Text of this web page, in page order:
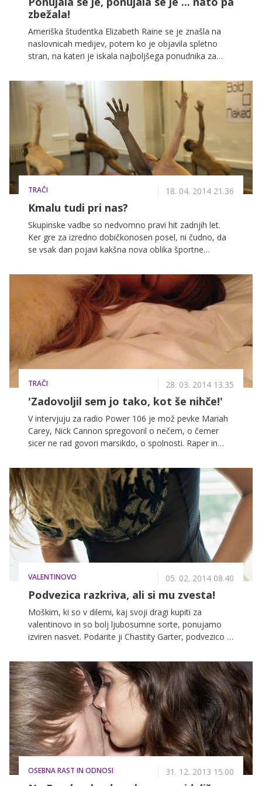
seksa
zbežala!
Ameriška študentka Elizabeth Raine se je znašla na
naslovnicah medijev, potem ko je objavila spletno
stran, na kateri je iskala najboljšega ponudnika za
je očitno tik pred zdajci premislila. Morda pa ji je
uspelo najti drug način, da plača šolanje?
TRAČI 18. 04. 2014 21.36
Kmalu tudi pri nas?
Skupinske vadbe so nedvomno pravi hit zadnjih let.
Ker gre za izredno dobičkonosen posel, ni čudno, da
se vsak dan pojavi kakšna nova oblika športne
tudi na tem področju človeška domišljija v ekstrem.
To so pred nekaj meseci potrdili v enem izmed
ameriških vadbenih centrov, ko so gostom ponudili
tečaj gole joge. Vadba je čez noč postala pravi hit,
zato je bilo samo vprašanje časa, kdaj jo bodo
ponudili tudi na evropskih tleh.
TRAČI 28. 03. 2014 13.35
'Zadovoljil sem jo tako, kot še nihče!'
V intervjuju za radio Power 106 je mož pevke Mariah
Carey, Nick Cannon spregovoril o nečem, o čemer
sicer ne rad govori marsikdo, o spolnosti. Raper in
razgovoril, kar pa zagotovo ni bilo po godu njegovi
slavni ženi, ki ga je z dvojčkoma čakala doma.
VALENTINOVO 05. 02. 2014 08.40
Podvezica razkriva, ali si mu zvesta!
Moškim, ki so v dilemi, kaj svoji dragi kupiti za
valentinovo in so bolj ljubosumne sorte, ponujamo
izviren nasvet. Podarite ji Chastity Garter, podvezico z
ali mu je izvoljenka zvesta.
OSEBNA RAST IN ODNOSI 31. 12. 2013 15.00